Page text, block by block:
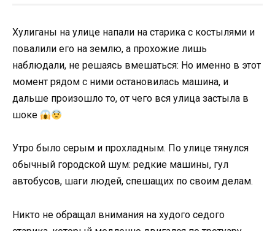
Хулиганы на улице напали на старика с костылями и
повалили его на землю, а прохожие лишь
наблюдали, не решаясь вмешаться: Но именно в этот
момент рядом с ними остановилась машина, и
дальше произошло то, от чего вся улица застыла в
шоке
Утро было серым и прохладным. По улице тянулся
обычный городской шум: редкие машины, гул
автобусов, шаги людей, спешащих по своим делам.
Никто не обращал внимания на худого седого